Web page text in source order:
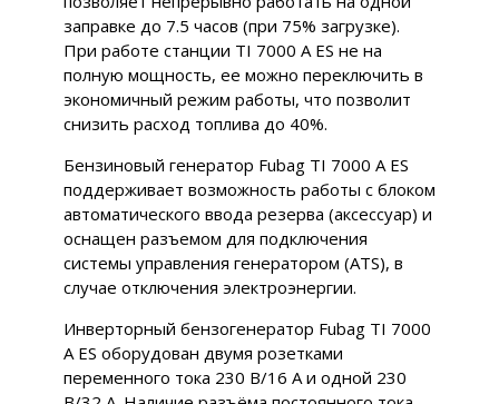
заправке до 7.5 часов (при 75% загрузке).
При работе станции TI 7000 A ES не на
полную мощность, ее можно переключить в
экономичный режим работы, что позволит
снизить расход топлива до 40%.
Бензиновый генератор Fubag TI 7000 A ES
поддерживает возможность работы с блоком
автоматического ввода резерва (аксессуар) и
оснащен разъемом для подключения
системы управления генератором (ATS), в
случае отключения электроэнергии.
Инверторный бензогенератор Fubag TI 7000
A ES оборудован двумя розетками
переменного тока 230 В/16 А и одной 230